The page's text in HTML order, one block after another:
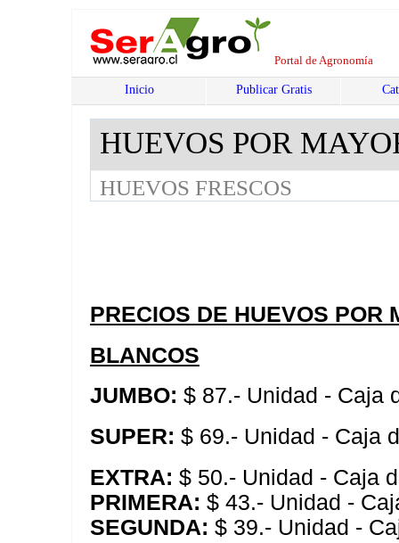
Portal de Agronomía
Inicio Publicar Gratis
HUEVOS POR
HUEVOS FRESCOS
PRECIOS DE HUEVOS POR
BLANCOS
JUMBO: $ 87.- Unidad - Caja
SUPER: $ 69.- Unidad - Caja
EXTRA: $ 50.- Unidad - Caja
PRIMERA: $ 43.- Unidad -
SEGUNDA: $ 39.- Unidad -